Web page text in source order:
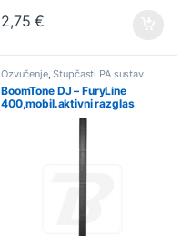
2,75€
Ozvučenje,Stupčasti PA sustav
BoomTone DJ – FuryLine
400,mobil.aktivni razglas
400W,BT/gitarski/torba